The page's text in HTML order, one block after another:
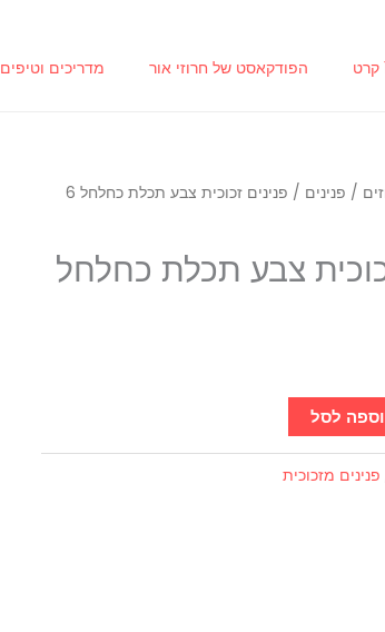
הפודקאסט של חרוזי אור מדריכים וטיפים
/ פנינים
/ פנינים זכוכית צבע תכלת כחלחל 6
צבע תכלת כחלחל
לסל
פנינים מזכוכית